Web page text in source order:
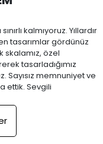
kalmıyoruz. Yıllardır
tasarımlar gördünüz
özel
tasarladığımız
Sayısız memnuniyet ve
ettik. Sevgili
Abiyem'e
size eşlik
gözler üzerinizde